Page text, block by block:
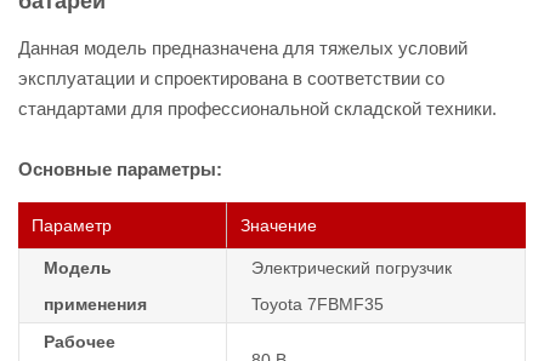
Данная модель предназначена для тяжелых условий
эксплуатации и спроектирована в соответствии со
стандартами для профессиональной складской техники.
Основные параметры:
Параметр Значение
Модель
применения
Электрический погрузчик
Toyota 7FBMF35
Рабочее